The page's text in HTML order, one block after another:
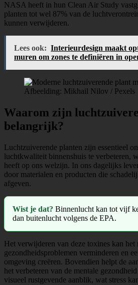
NASA heeft in hun Clean Air Study
planten tot wel 87% van de
kunnen verwijderen.
Lees ook: Interieurdesign maakt
muren om zones te definiëren in
Afbeelding: Mikhail Nilov / Pexels
Waarom zijn
belangrijk?
Luchtzuiverende planten zijn essentieel
luchtkwaliteit binnenshuis te verbeteren,
heeft op ons welzijn. In ons dagelijks
door materialen en producten die
afgeven.
Wist je dat? Binnenlucht kan tot vijf
dan buitenlucht volgens de EPA.
Het verwijderen van deze toxines kan het
gezondheidsproblemen verminderen en
omgeving creëren. Bovendien helpt de
het verbeteren van de mentale
visueel rustgevende aanblik, wat stress